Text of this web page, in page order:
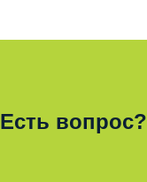
Есть вопрос?